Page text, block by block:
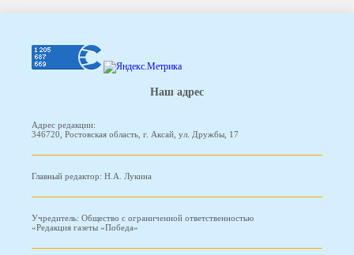
Наш адрес
Адрес редакции:
346720, Ростовская область, г. Аксай, ул. Дружбы, 17
Главный редактор: Н.А. Лукина
Учредитель: Общество с ограниченной ответственностью
«Редакция газеты «Победа»